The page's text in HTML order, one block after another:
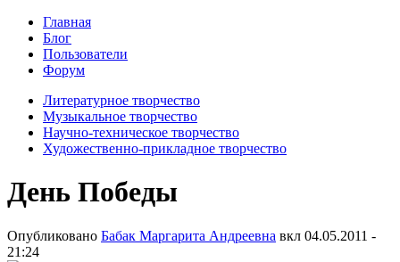
Главная
Блог
Пользователи
Форум
Литературное творчество
Музыкальное творчество
Научно-техническое творчество
Художественно-прикладное творчество
День Победы
Опубликовано Бабак Маргарита Андреевна вкл 04.05.2011 -
21:24